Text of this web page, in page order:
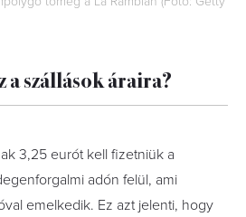
a szállások áraira?
3,25 eurót kell fizetniük a
adón felül, ami
emelkedik. Ez azt jelenti, hogy